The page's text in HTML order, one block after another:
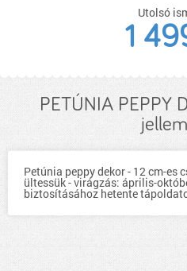
Utolsó
1
PETÚNIA PEPPY
Petúnia peppy dekor - 12 cm-es
ültessük - virágzás: április-
biztosításához hetente